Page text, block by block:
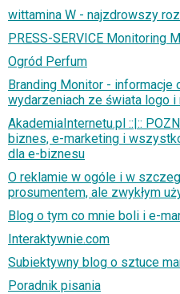
wittamina W - najzdrowszy
PRESS-SERVICE Monitoring
Ogród Perfum
Branding Monitor - informacje
wydarzeniach ze świata logo i
AkademiaInternetu.pl ::|::
biznes, e-marketing i
dla e-biznesu
O reklamie w ogóle i w
prosumentem, ale zwykłym
Blog o tym co mnie boli i e-
Interaktywnie.com
Subiektywny blog o sztuce
Poradnik pisania